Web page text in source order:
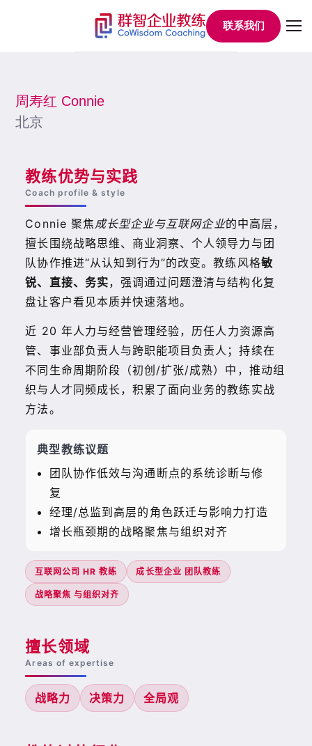
联系我们
周寿红 Connie
北京
教练优势与实践
Coach profile & style
Connie 聚焦成长型企业与互联网企业的中高层，
擅长围绕战略思维、商业洞察、个人领导力与团
队协作推进“从认知到行为”的改变。教练风格敏
锐、直接、务实，强调通过问题澄清与结构化复
盘让客户看见本质并快速落地。
近 20 年人力与经营管理经验，历任人力资源高
管、事业部负责人与跨职能项目负责人；持续在
不同生命周期阶段（初创/扩张/成熟）中，推动组
织与人才同频成长，积累了面向业务的教练实战
方法。
典型教练议题
团队协作低效与沟通断点的系统诊断与修
复
经理/总监到高层的角色跃迁与影响力打造
增长瓶颈期的战略聚焦与组织对齐
互联网公司 HR 教练 成长型企业 团队教练
战略聚焦 与组织对齐
擅长领域
Areas of expertise
战略力 决策力 全局观